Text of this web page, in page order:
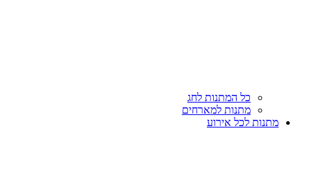
כל המתנות לחג
מתנות למארחים
מתנות לכל אירוע